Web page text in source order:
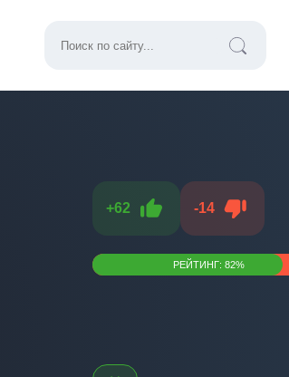
+62 -14
РЕЙТИНГ: 82%